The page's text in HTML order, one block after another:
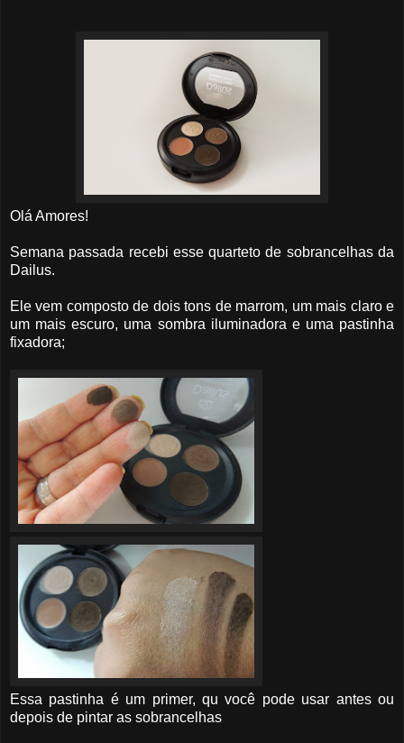
Olá Amores!
Semana passada recebi esse quarteto de sobrancelhas da
Dailus.
Ele vem composto de dois tons de marrom, um mais claro e
um mais escuro, uma sombra iluminadora e uma pastinha
fixadora;
Essa pastinha é um primer, qu você pode usar antes ou
depois de pintar as sobrancelhas